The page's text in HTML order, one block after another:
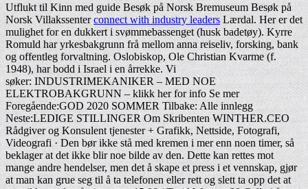
Utflukt til Kinn med guide Besøk på Norsk Bremuseum Besøk på
Norsk Villakssenterconnect with industry leadersLærdal. Her er det
mulighet for en dukkert i svømmebassenget (husk badetøy). Kyrre
Romuld har yrkesbakgrunn frå mellom anna reiseliv, forsking, bank
og offentleg forvaltning. Oslobiskop, Ole Christian Kvarme (f.
1948), har bodd i Israel i en årrekke. Vi
søker: INDUSTRIMEKANIKER – MED NOE
ELEKTROBAKGRUNN – klikk her for info Se mer
Foregående:GOD 2020 SOMMER Tilbake: Alle innlegg
Neste:LEDIGE STILLINGER Om Skribenten WINTHER.CEO
Rådgiver og Konsulent tjenester + Grafikk, Nettside, Fotografi,
Videografi · Den bør ikke stå med kremen i mer enn noen timer, så
beklager at det ikke blir noe bilde av den. Dette kan rettes mot
mange andre hendelser, men det å skape et press i et vennskap, gjør
at man kan grue seg til å ta telefonen eller rett og slett ta opp det at